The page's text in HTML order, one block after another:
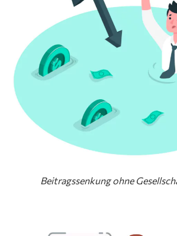
Beitragssenkung ohne